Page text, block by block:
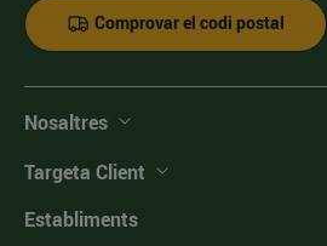
Comprovar el codi postal
Nosaltres
Targeta Client
Establiments